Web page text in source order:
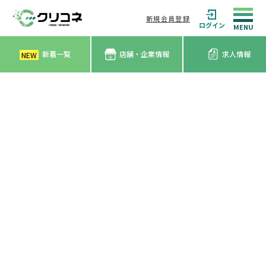
新規会員登録
ログイン
NEW 新着一覧 店舗・企業情報 求人情報